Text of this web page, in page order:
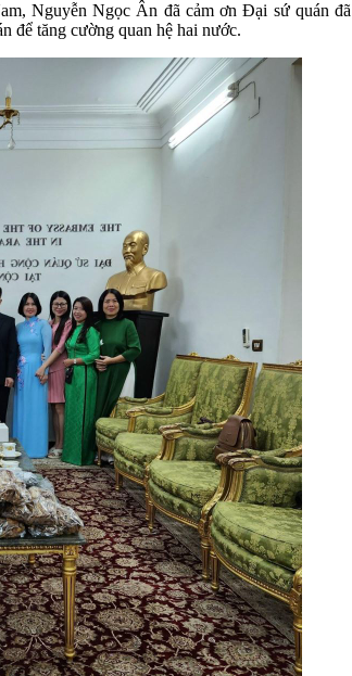
Nguyễn Ngọc Ân đã cảm ơn Đại sứ quán đã
để tăng cường quan hệ hai nước.